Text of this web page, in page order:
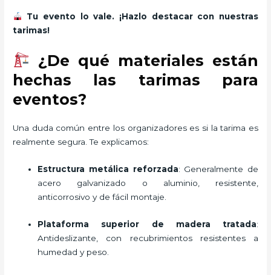
Tu evento lo vale. ¡Hazlo destacar con nuestras
tarimas!
¿De qué materiales están
hechas las tarimas para
eventos?
Una duda común entre los organizadores es si la tarima es
realmente segura. Te explicamos:
Estructura metálica reforzada: Generalmente de
acero galvanizado o aluminio, resistente,
anticorrosivo y de fácil montaje.
Plataforma superior de madera tratada:
Antideslizante, con recubrimientos resistentes a
humedad y peso.